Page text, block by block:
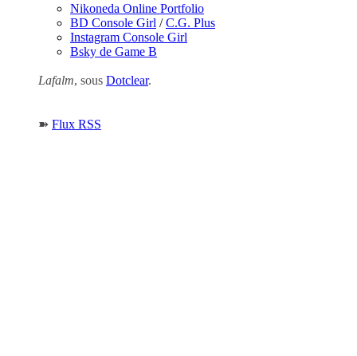
Nikoneda Online Portfolio
BD Console Girl /C.G. Plus
Instagram Console Girl
Bsky de Game B
Lafalm, sous Dotclear.
➽ Flux RSS